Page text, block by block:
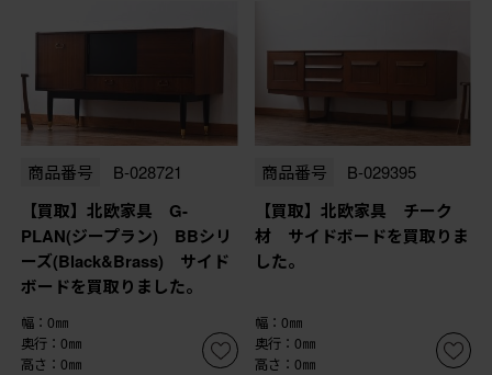
商品番号 B-028721
【買取】北欧家具 G-
PLAN(ジープラン) BBシリ
ーズ(Black&Brass) サイド
ボードを買取りました。
幅：0㎜
奥行：0㎜
高さ：0㎜
商品番号 B-029395
【買取】北欧家具 チーク
材 サイドボードを買取りま
した。
幅：0㎜
奥行：0㎜
高さ：0㎜